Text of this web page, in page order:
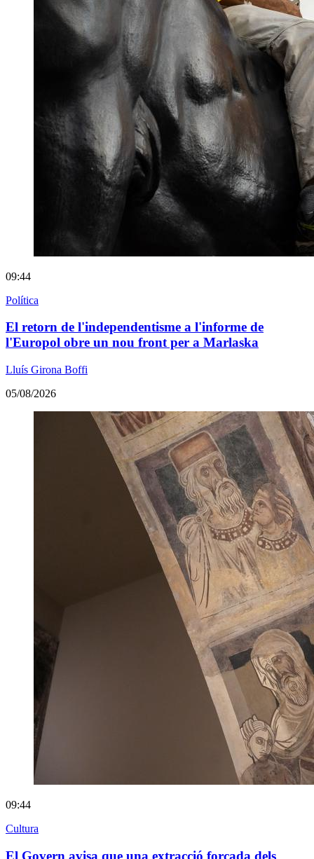
09:44
Política
El retorn de l'independentisme a l'informe de
l'Europol obre un nou front per a Marlaska
Lluís Girona Boffi
05/08/2026
09:44
Cultura
El Govern avisa que una extracció forçada dels